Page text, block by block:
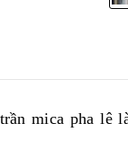
mica pha lê